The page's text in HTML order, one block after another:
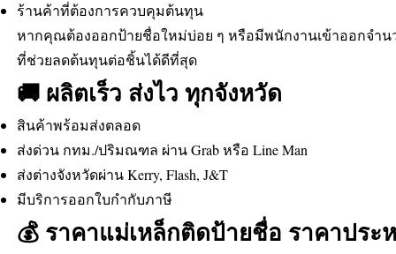
ร้านค้าที่ต้องการควบคุมต้นทุน
หากคุณต้องออกป้ายชื่อใหม่บ่อย ๆ หรือมีพนักงานเข้าออกจำ
ที่ช่วยลดต้นทุนต่อชิ้นได้ดีที่สุด
🚚 ผลิตเร็ว ส่งไว ทุกจังหวัด
สินค้าพร้อมส่งตลอด
ส่งด่วน กทม./ปริมณฑล ผ่าน Grab หรือ Line Man
ส่งต่างจังหวัดผ่าน Kerry, Flash, J&T
มีบริการออกใบกำกับภาษี
💰 ราคาแม่เหล็กติดป้ายชื่อ ราคาประ